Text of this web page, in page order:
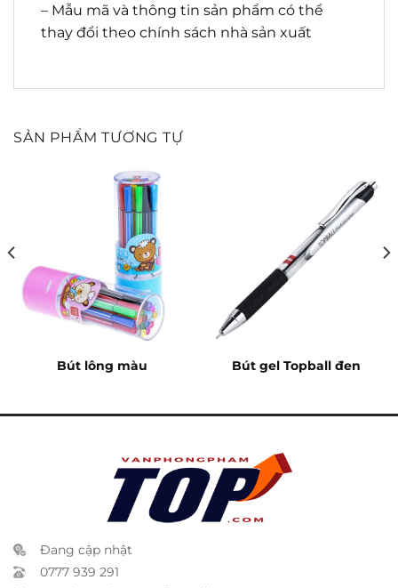
– Mẫu mã và thông tin sản phẩm có thể
thay đổi theo chính sách nhà sản xuất
SẢN PHẨM TƯƠNG TỰ
Bút lông màu Bút gel Topball đen
Đang cập nhật
0777 939 291